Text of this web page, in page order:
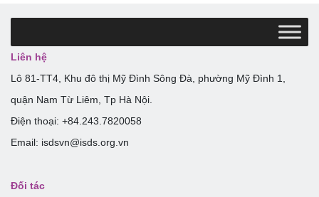
Liên hệ
Lô 81-TT4, Khu đô thị Mỹ Đình Sông Đà, phường Mỹ Đình 1,
quận Nam Từ Liêm, Tp Hà Nội.
Điện thoại: +84.243.7820058
Email: isdsvn@isds.org.vn
Đối tác